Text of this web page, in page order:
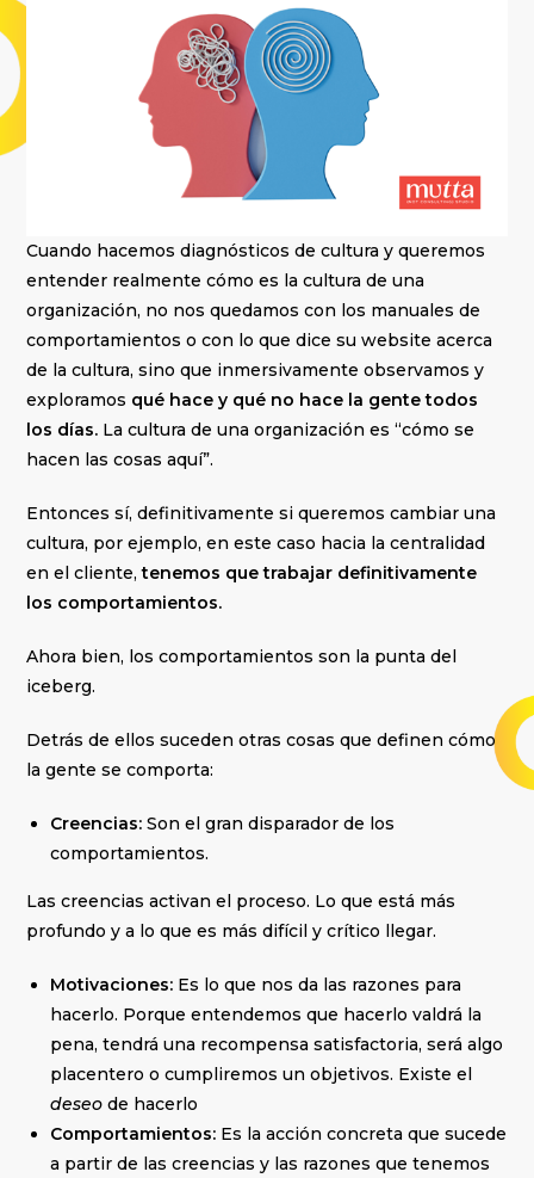
Cuando hacemos diagnósticos de cultura y queremos
entender realmente cómo es la cultura de una
organización, no nos quedamos con los manuales de
comportamientos o con lo que dice su website acerca
de la cultura, sino que inmersivamente observamos y
exploramos qué hace y qué no hace la gente todos
los días. La cultura de una organización es “cómo se
hacen las cosas aquí”.
Entonces sí, definitivamente si queremos cambiar una
cultura, por ejemplo, en este caso hacia la centralidad
en el cliente,tenemos que trabajar definitivamente
los comportamientos.
Ahora bien, los comportamientos son la punta del
iceberg.
Detrás de ellos suceden otras cosas que definen cómo
la gente se comporta:
Creencias:Son el gran disparador de los
comportamientos.
Las creencias activan el proceso. Lo que está más
profundo y a lo que es más difícil y crítico llegar.
Motivaciones: Es lo que nos da las razones para
hacerlo. Porque entendemos que hacerlo valdrá la
pena, tendrá una recompensa satisfactoria, será algo
placentero o cumpliremos un objetivos. Existe el
deseo de hacerlo
Comportamientos: Es la acción concreta que sucede
a partir de las creencias y las razones que tenemos